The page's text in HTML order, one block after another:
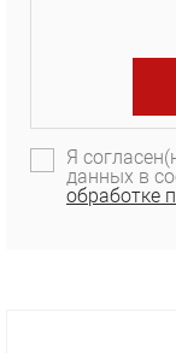
Я
данных в
обработке